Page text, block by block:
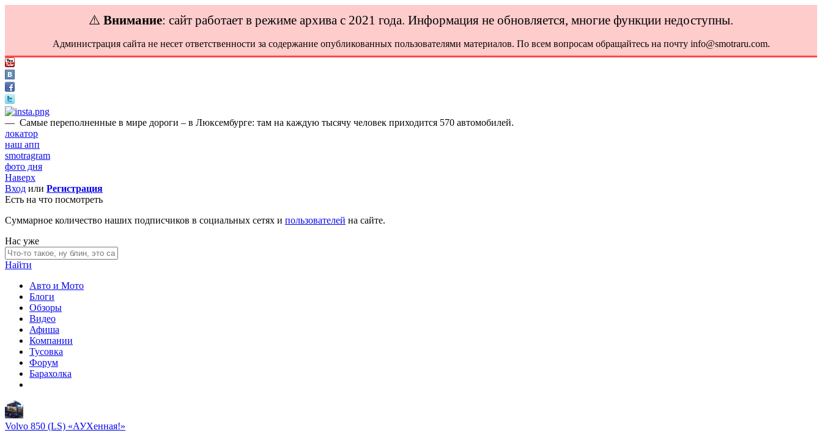
⚠️ Внимание: сайт работает в режиме архива с 2021 года. Информация не обновляется, многие функции недоступны.
Администрация сайта не несет ответственности за содержание опубликованных пользователями материалов. По всем вопросам обращайтесь на почту info@smotraru.com.
— Самые переполненные в мире дороги – в Люксембурге: там на каждую тысячу человек приходится 570 автомобилей.
локатор
наш апп
smotragram
фото дня
Наверх
Вход или Регистрация
Есть на что посмотреть
Суммарное количество наших подписчиков в социальных сетях и пользователей на сайте.
Нас уже
Найти
Авто и Мото
Блоги
Обзоры
Видео
Афиша
Компании
Тусовка
Форум
Барахолка
Volvo 850 (LS) «АУХенная!»